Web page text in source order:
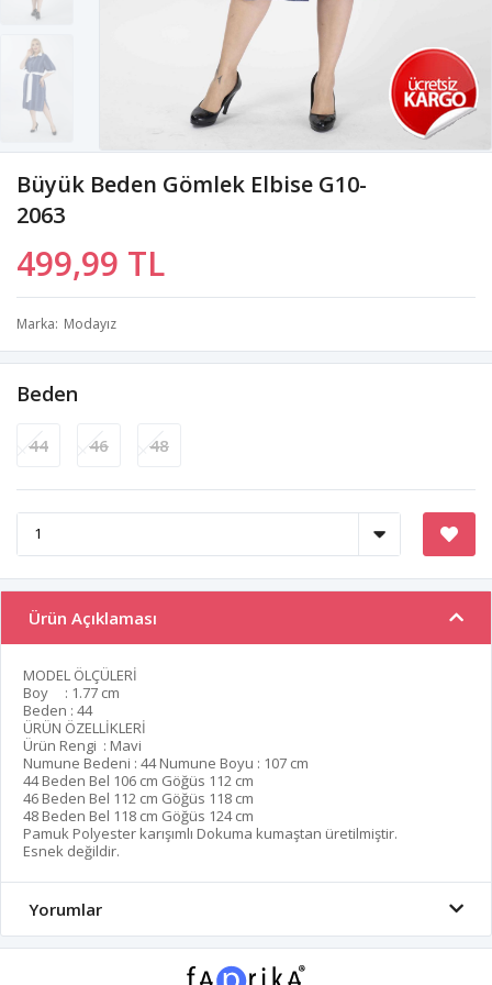
Büyük Beden Gömlek Elbise G10-
2063
499,99 TL
Marka Modayız
Beden
44 46 48
Ürün Açıklaması
MODEL ÖLÇÜLERİ
Boy : 1.77 cm
Beden : 44
ÜRÜN ÖZELLİKLERİ
Ürün Rengi : Mavi
Numune Bedeni : 44 Numune Boyu : 107 cm
44 Beden Bel 106 cm Göğüs 112 cm
46 Beden Bel 112 cm Göğüs 118 cm
48 Beden Bel 118 cm Göğüs 124 cm
Pamuk Polyester karışımlı Dokuma kumaştan üretilmiştir.
Esnek değildir.
Yorumlar